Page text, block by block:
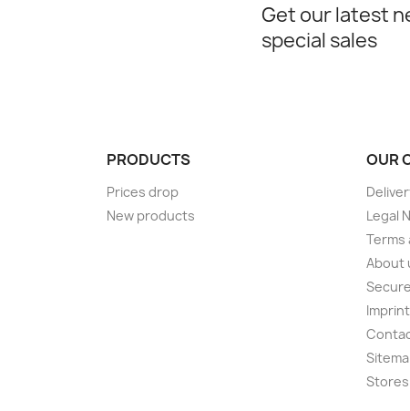
Get our latest
special sales
PRODUCTS
Prices drop
New products
OUR
Legal
Terms
About
Imprint
Stores